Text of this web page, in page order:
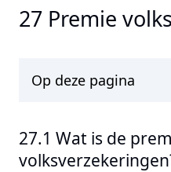
27 Premie
Op deze pagina
27.1 Wat is de